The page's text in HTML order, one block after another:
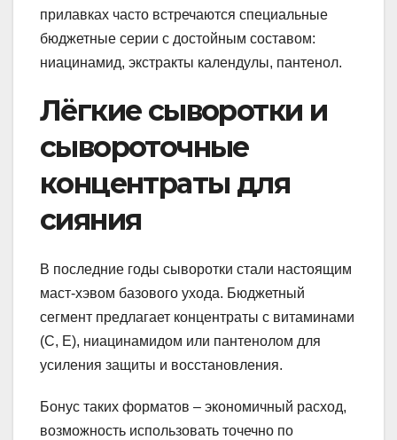
прилавках часто встречаются специальные
бюджетные серии с достойным составом:
ниацинамид, экстракты календулы, пантенол.
Лёгкие сыворотки и
сывороточные
концентраты для
сияния
В последние годы сыворотки стали настоящим
маст-хэвом базового ухода. Бюджетный
сегмент предлагает концентраты с витаминами
(С, Е), ниацинамидом или пантенолом для
усиления защиты и восстановления.
Бонус таких форматов – экономичный расход,
возможность использовать точечно по